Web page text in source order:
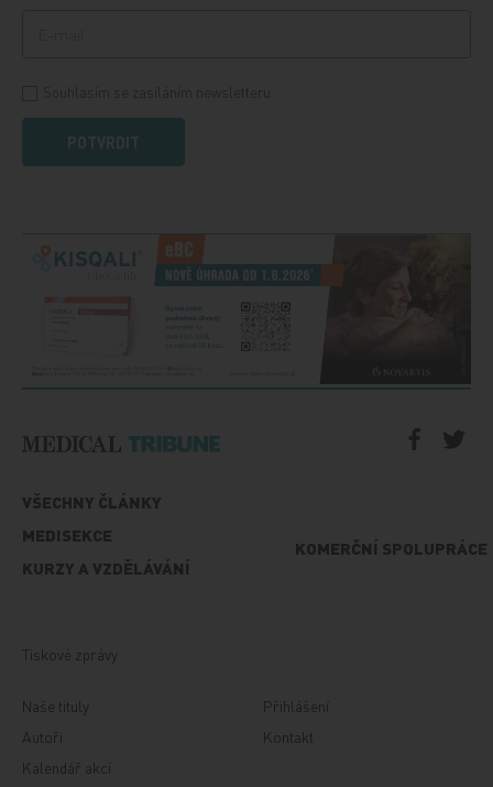
POTVRDIT
VŠECHNY ČLÁNKY
MEDISEKCE
KURZY A VZDĚLÁVÁNÍ
KOMERČNÍ SPOLUPRÁCE
Tiskové zprávy
Naše tituly
Autoři
Kalendář akcí
Přihlášení
Kontakt